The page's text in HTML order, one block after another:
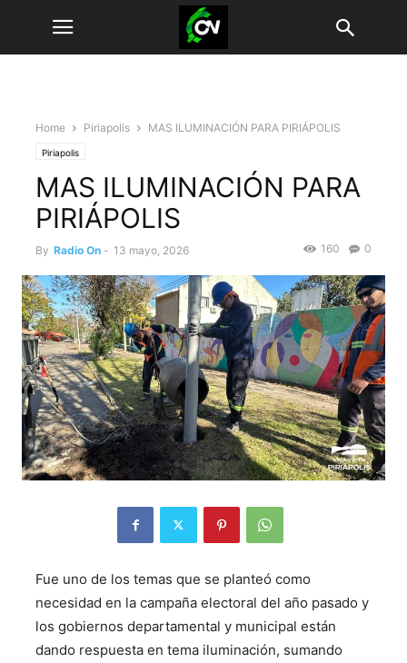
Home Piriapolis MAS ILUMINACIÓN PARA PIRIÁPOLIS
Piriapolis
MAS ILUMINACIÓN PARA
PIRIÁPOLIS
By Radio On - 13 mayo, 2026 0
160
Fue uno de los temas que se planteó como
necesidad en la campaña electoral del año pasado y
los gobiernos departamental y municipal están
dando respuesta en tema iluminación, sumando